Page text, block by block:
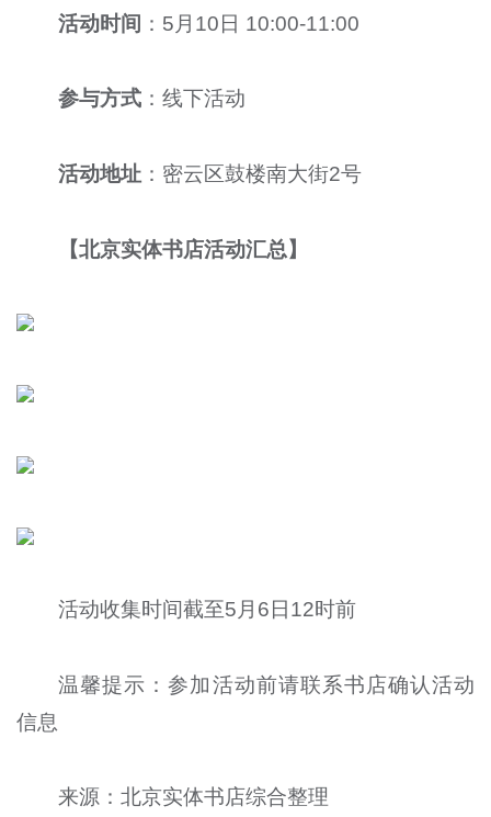
活动时间 ：5月10日 10:00-11:00
参与方式 ：线下活动
活动地址 ：密云区鼓楼南大街2号
【北京实体书店活动汇总】
活动收集时间截至5月6日12时前
温馨提示：参加活动前请联系书店确认活动
信息
来源：北京实体书店综合整理